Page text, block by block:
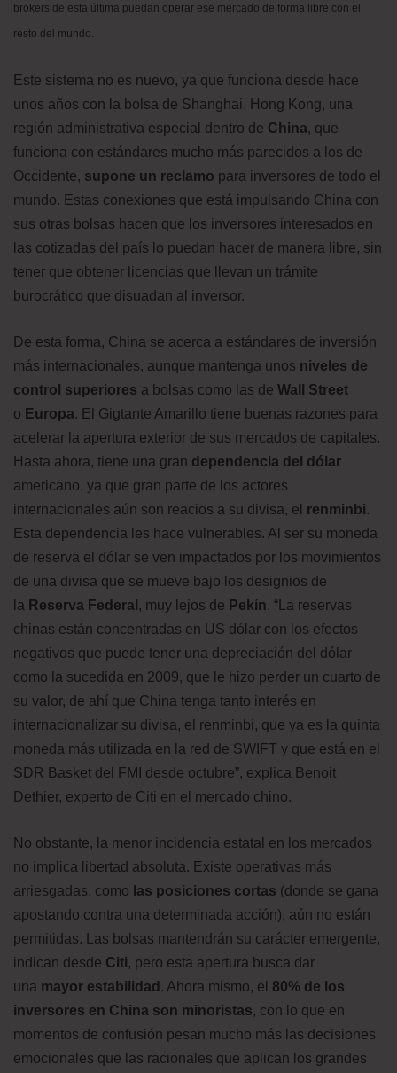
brokers de esta última puedan operar ese mercado de forma libre con el
resto del mundo.
Este sistema no es nuevo, ya que funciona desde hace
unos años con la bolsa de Shanghai. Hong Kong, una
región administrativa especial dentro de China, que
funciona con estándares mucho más parecidos a los de
Occidente, supone un reclamo para inversores de todo el
mundo. Estas conexiones que está impulsando China con
sus otras bolsas hacen que los inversores interesados en
las cotizadas del país lo puedan hacer de manera libre, sin
tener que obtener licencias que llevan un trámite
burocrático que disuadan al inversor.
De esta forma, China se acerca a estándares de inversión
más internacionales, aunque mantenga unos niveles de
control superiores a bolsas como las de Wall Street
o Europa. El Gigtante Amarillo tiene buenas razones para
acelerar la apertura exterior de sus mercados de capitales.
Hasta ahora, tiene una gran dependencia del dólar
americano, ya que gran parte de los actores
internacionales aún son reacios a su divisa, el renminbi.
Esta dependencia les hace vulnerables. Al ser su moneda
de reserva el dólar se ven impactados por los movimientos
de una divisa que se mueve bajo los designios de
la Reserva Federal , muy lejos de Pekín. “La reservas
chinas están concentradas en US dólar con los efectos
negativos que puede tener una depreciación del dólar
como la sucedida en 2009, que le hizo perder un cuarto de
su valor, de ahí que China tenga tanto interés en
internacionalizar su divisa, el renminbi, que ya es la quinta
moneda más utilizada en la red de SWIFT y que está en el
SDR Basket del FMI desde octubre”, explica Benoit
Dethier, experto de Citi en el mercado chino.
No obstante, la menor incidencia estatal en los mercados
no implica libertad absoluta. Existe operativas más
arriesgadas, como las posiciones cortas (donde se gana
apostando contra una determinada acción), aún no están
permitidas. Las bolsas mantendrán su carácter emergente,
indican desde Citi, pero esta apertura busca dar
una mayor estabilidad . Ahora mismo, el 80% de los
inversores en China son minoristas, con lo que en
momentos de confusión pesan mucho más las decisiones
emocionales que las racionales que aplican los grandes